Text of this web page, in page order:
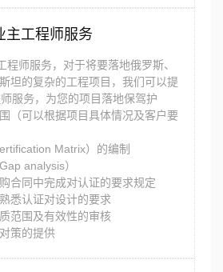
主工程师服务
程师服务，对于将要落地俄罗斯、
坦的复杂的工程项目，我们可以提
服务，为您的项目落地保驾护
（可以根据项目具体情况及客户要
Matrix）的编制
analysis）
合同中完成对认证的要求规定
悉认证对设计的要求
范围及有效性的审核
策的提供